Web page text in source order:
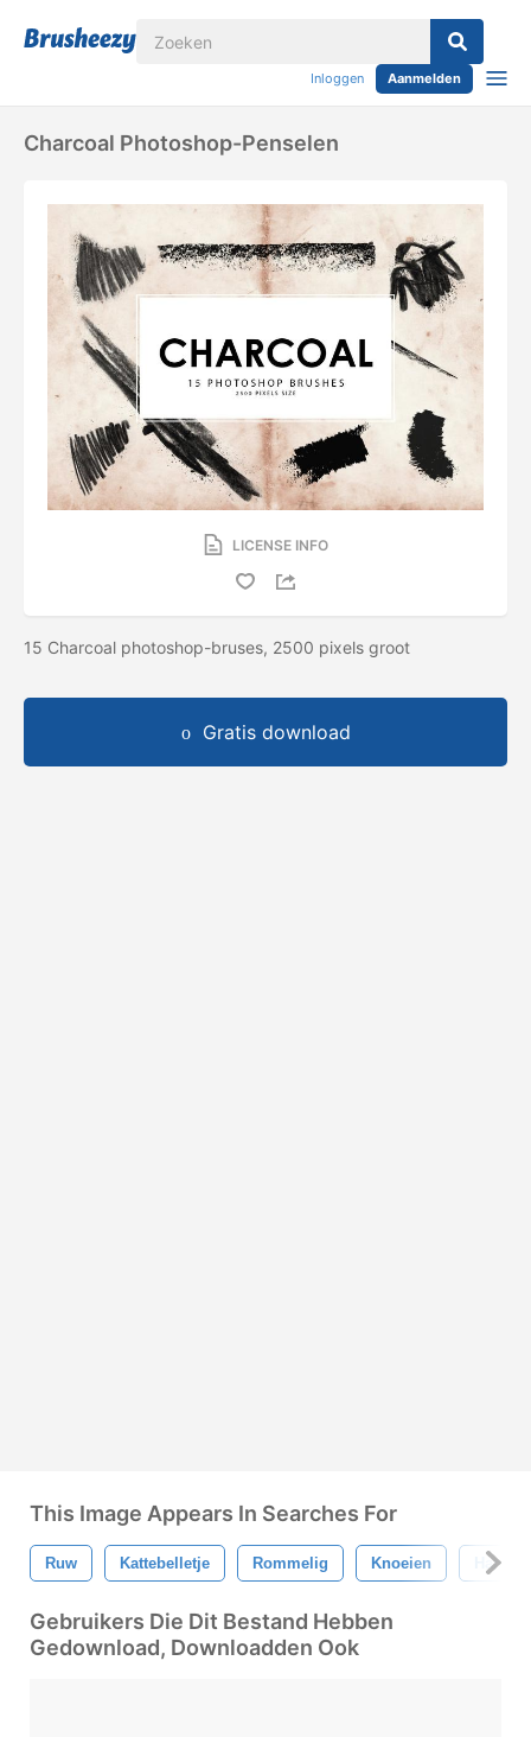
Inloggen Aanmelden
Charcoal Photoshop-Penselen
LICENSE INFO
15 Charcoal photoshop-bruses, 2500 pixels groot
Gratis download
This Image Appears In Searches For
Ruw Kattebelletje Rommelig Knoeien Hand-
Gebruikers Die Dit Bestand Hebben
Gedownload, Downloadden Ook